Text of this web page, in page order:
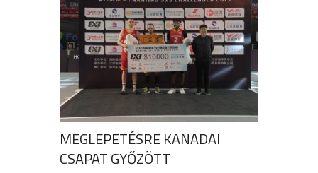
MEGLEPETÉSRE KANADAI
CSAPAT GYŐZÖTT